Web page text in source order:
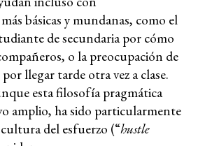
básicas y mundanas, como el
de secundaria por cómo
o la preocupación de
llegar tarde otra vez a clase.
esta filosofía pragmática
amplio, ha sido particularmente
del esfuerzo (“hustle